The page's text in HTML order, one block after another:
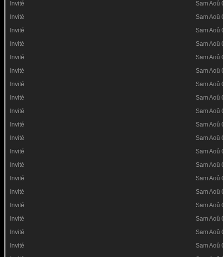
Invité
Sam Aoû
Invité
Sam Aoû
Invité
Sam Aoû
Invité
Sam Aoû
Invité
Sam Aoû
Invité
Sam Aoû
Invité
Sam Aoû
Invité
Sam Aoû
Invité
Sam Aoû
Invité
Sam Aoû
Invité
Sam Aoû
Invité
Sam Aoû
Invité
Sam Aoû
Invité
Sam Aoû
Invité
Sam Aoû
Invité
Sam Aoû
Invité
Sam Aoû
Invité
Sam Aoû
Invité
Sam Aoû